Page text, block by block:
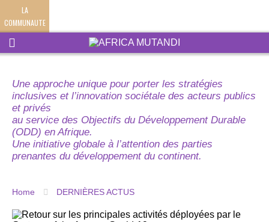
LA
COMMUNAUTE
Une approche unique pour porter les stratégies
inclusives et l’innovation sociétale des acteurs publics
et privés
au service des Objectifs du Développement Durable
(ODD) en Afrique.
Une initiative globale à l’attention des parties
prenantes du développement du continent.
Home DERNIÈRES ACTUS